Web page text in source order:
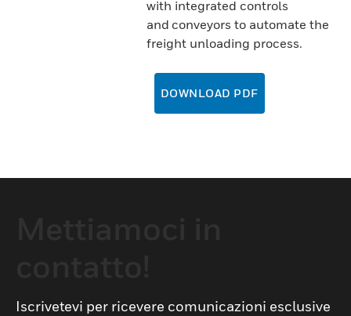
with integrated controls
and conveyors to automate the
freight unloading process.
DOWNLOAD PDF
Iscrivetevi per ricevere comunicazioni esclusive